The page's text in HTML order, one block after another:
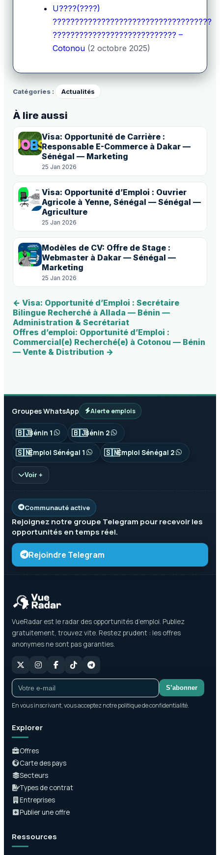
U????(????)
????????????????????????????????????
???????????????????????????? –
Cotonou (2 octobre 2025)
Catégories : Actualités
À lire aussi
Visa: Opportunité de Carrière :
Responsable E-Commerce à Dakar —
Sénégal — Marketing
25 Jan 2026
Visa: Opportunité d’Emploi : Ouvrier
Agricole à Yenne, Sénégal — Sénégal —
Agriculture
25 Jan 2026
Modèles de CV: Offre de Stage :
Webmaster à Dakar — Sénégal —
Marketing
25 Jan 2026
← Visa: Opportunité d’Emploi : Secrétaire
Bilingue Recherché à Allada — Bénin —
Administration & Secrétariat
Offres d’emploi: Opportunité d’Emploi :
Commercial(e) Recherché(e) à Cotonou — Bénin
— Vente & Distribution →
Groupes WhatsApp Alerte emplois
🇧🇯Bénin 1 🇧🇯Bénin 2
🇸🇳Emploi Sénégal 1 🇸🇳Emploi Sénégal 2
Voir +
Communauté active
Rejoignez notre groupe Telegram pour recevoir les
opportunités en temps réel.
Rejoindre Telegram
VueRadar est le radar des opportunités d’emploi. Publiez
gratuitement, trouvez vite. Restez prudent : les offres
anonymes ne sont pas garanties.
S’abonner
En vous inscrivant, vous acceptez notre politique de confidentialité.
Explorer
Offres
Carte des pays
Secteurs
Types de contrat
Entreprises
Publier une offre
Ressources